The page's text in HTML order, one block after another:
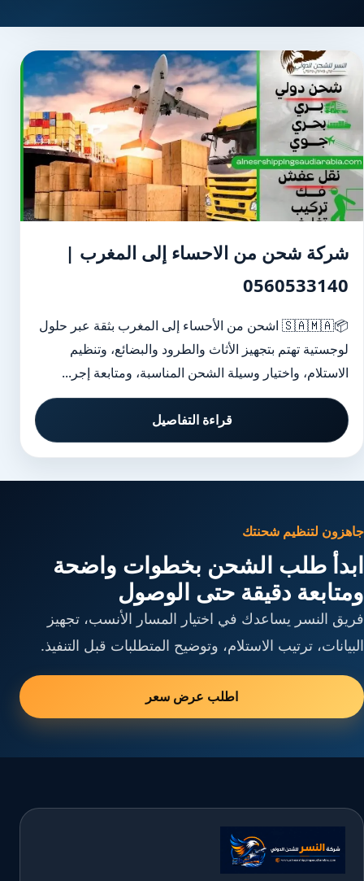
شركة شحن من الاحساء إلى المغرب |
0560533140
📦🇸🇦🇲🇦 اشحن من الأحساء إلى المغرب بثقة عبر حلول
لوجستية تهتم بتجهيز الأثاث والطرود والبضائع، وتنظيم
الاستلام، واختيار وسيلة الشحن المناسبة، ومتابعة إجر...
قراءة التفاصيل
جاهزون لتنظيم شحنتك
ابدأ طلب الشحن بخطوات واضحة
ومتابعة دقيقة حتى الوصول
فريق النسر يساعدك في اختيار المسار الأنسب، تجهيز
البيانات، ترتيب الاستلام، وتوضيح المتطلبات قبل التنفيذ.
اطلب عرض سعر